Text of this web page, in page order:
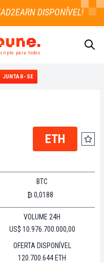
cripto para todos
JUNTAR-SE
ETH
BTC
₿ 0,0188
VOLUME 24H
US$ 10.976.700.000,00
OFERTA DISPONÍVEL
120.700.644 ETH